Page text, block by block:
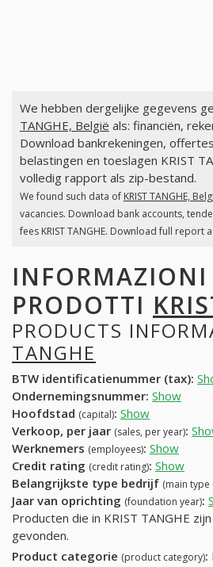
We hebben dergelijke gegevens
TANGHE, België als: financiën,
Download bankrekeningen,
belastingen en toeslagen KRIST
volledig rapport als zip-bestand.
We found such data of KRIST TANGHE,
vacancies. Download bank accounts,
fees KRIST TANGHE. Download full report
INFORMAZIONI
PRODOTTI
PRODUCTS
TANGHE
BTW identificatienummer (tax):
Ondernemingsnummer: Show
Hoofdstad (capital): Show
Verkoop, per jaar (sales, per year):
Werknemers (employees): Show
Credit rating (credit rating): Show
Belangrijkste type bedrijf (main
Jaar van oprichting (foundation year):
Producten die in KRIST TANGHE
gevonden.
Product categorie (product category):